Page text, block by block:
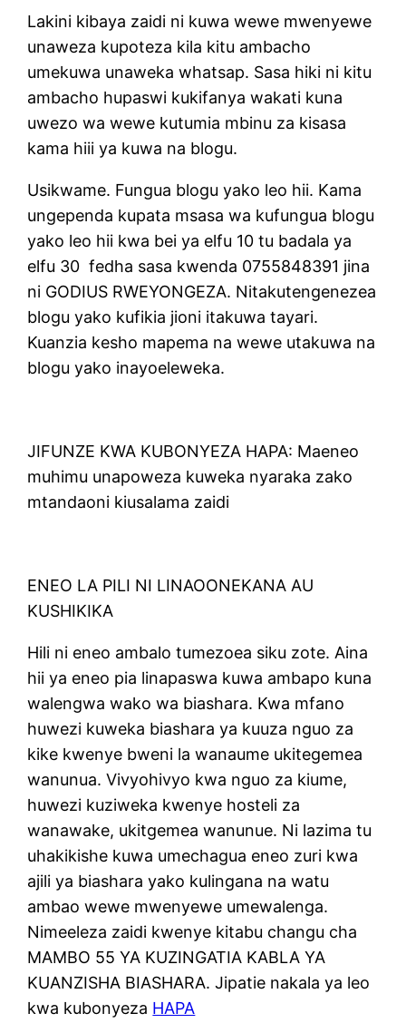
Lakini kibaya zaidi ni kuwa wewe mwenyewe
unaweza kupoteza kila kitu ambacho
umekuwa unaweka whatsap. Sasa hiki ni kitu
ambacho hupaswi kukifanya wakati kuna
uwezo wa wewe kutumia mbinu za kisasa
kama hiii ya kuwa na blogu.
Usikwame. Fungua blogu yako leo hii. Kama
ungependa kupata msasa wa kufungua blogu
yako leo hii kwa bei ya elfu 10 tu badala ya
elfu 30 fedha sasa kwenda 0755848391 jina
ni GODIUS RWEYONGEZA. Nitakutengenezea
blogu yako kufikia jioni itakuwa tayari.
Kuanzia kesho mapema na wewe utakuwa na
blogu yako inayoeleweka.
JIFUNZE KWA KUBONYEZA HAPA: Maeneo
muhimu unapoweza kuweka nyaraka zako
mtandaoni kiusalama zaidi
ENEO LA PILI NI LINAOONEKANA AU
KUSHIKIKA
Hili ni eneo ambalo tumezoea siku zote. Aina
hii ya eneo pia linapaswa kuwa ambapo kuna
walengwa wako wa biashara. Kwa mfano
huwezi kuweka biashara ya kuuza nguo za
kike kwenye bweni la wanaume ukitegemea
wanunua. Vivyohivyo kwa nguo za kiume,
huwezi kuziweka kwenye hosteli za
wanawake, ukitgemea wanunue. Ni lazima tu
uhakikishe kuwa umechagua eneo zuri kwa
ajili ya biashara yako kulingana na watu
ambao wewe mwenyewe umewalenga.
Nimeeleza zaidi kwenye kitabu changu cha
MAMBO 55 YA KUZINGATIA KABLA YA
KUANZISHA BIASHARA. Jipatie nakala ya leo
kwa kubonyeza HAPA